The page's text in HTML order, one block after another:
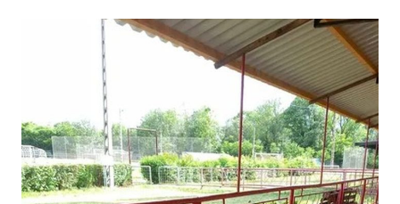
Adatkezelési tájékoztató
Hirdetés